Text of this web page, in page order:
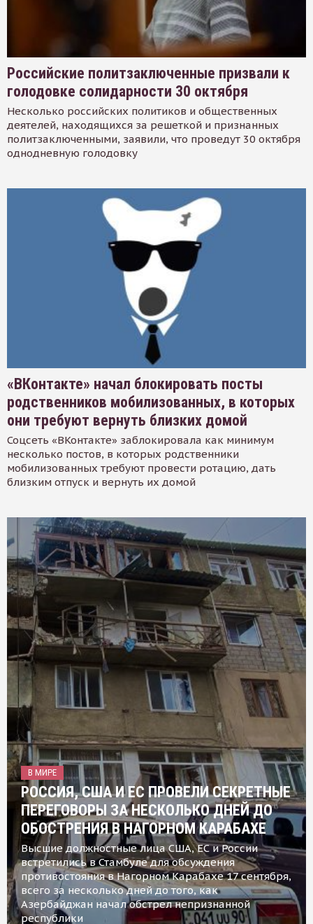
Российские политзаключенные призвали к
голодовке солидарности 30 октября
Несколько российских политиков и общественных
деятелей, находящихся за решеткой и признанных
политзаключенными, заявили, что проведут 30 октября
однодневную голодовку
«ВКонтакте» начал блокировать посты
родственников мобилизованных, в которых
они требуют вернуть близких домой
Соцсеть «ВКонтакте» заблокировала как минимум
несколько постов, в которых родственники
мобилизованных требуют провести ротацию, дать
близким отпуск и вернуть их домой
В МИРЕ
РОССИЯ, США И ЕС ПРОВЕЛИ СЕКРЕТНЫЕ
ПЕРЕГОВОРЫ ЗА НЕСКОЛЬКО ДНЕЙ ДО
ОБОСТРЕНИЯ В НАГОРНОМ КАРАБАХЕ
Высшие должностные лица США, ЕС и России
встретились в Стамбуле для обсуждения
противостояния в Нагорном Карабахе 17 сентября,
всего за несколько дней до того, как
Азербайджан начал обстрел непризнанной
республики